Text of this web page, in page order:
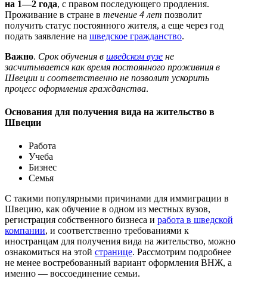
на 1—2 года, с правом последующего продления.
Проживание в стране в течение 4 лет позволит
получить статус постоянного жителя, а еще через год
подать заявление на шведское гражданство.
Важно. Срок обучения в шведском вузе не
засчитывается как время постоянного проживния в
Швеции и соответственно не позволит ускорить
процесс оформления гражданства.
Основания для получения вида на жительство в
Швеции
Работа
Учеба
Бизнес
Семья
С такими популярными причинами для иммиграции в
Швецию, как обучение в одном из местных вузов,
регистрация собственного бизнеса и работа в шведской
компании, и соответственно требованиями к
иностранцам для получения вида на жительство, можно
ознакомиться на этой странице. Рассмотрим подробнее
не менее востребованный вариант оформления ВНЖ, а
именно — воссоединение семьи.